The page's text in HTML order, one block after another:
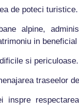
de poteci turistice.
alpine,
in
si periculoase.
traseelor
inspre